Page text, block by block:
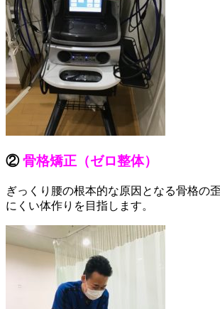
②骨格矯正（ゼロ整体）
ぎっくり腰の根本的な原因となる骨格の
にくい体作りを目指します。